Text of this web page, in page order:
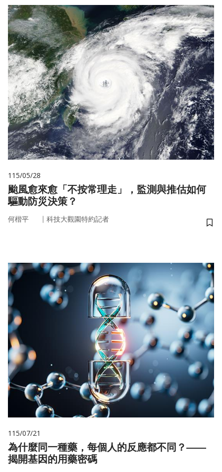
115/05/28
颱風愈來愈「不按常理走」，監測與推估如何
驅動防災決策？
何楷平 ｜ 科技大觀園特約記者
儲
115/07/21
為什麼同一種藥，每個人的反應都不同？——
揭開基因的用藥密碼